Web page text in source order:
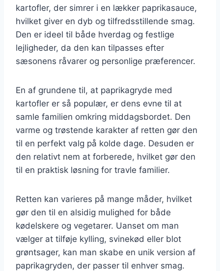
kartofler, der simrer i en lækker paprikasauce,
hvilket giver en dyb og tilfredsstillende smag.
Den er ideel til både hverdag og festlige
lejligheder, da den kan tilpasses efter
sæsonens råvarer og personlige præferencer.
En af grundene til, at paprikagryde med
kartofler er så populær, er dens evne til at
samle familien omkring middagsbordet. Den
varme og trøstende karakter af retten gør den
til en perfekt valg på kolde dage. Desuden er
den relativt nem at forberede, hvilket gør den
til en praktisk løsning for travle familier.
Retten kan varieres på mange måder, hvilket
gør den til en alsidig mulighed for både
kødelskere og vegetarer. Uanset om man
vælger at tilføje kylling, svinekød eller blot
grøntsager, kan man skabe en unik version af
paprikagryden, der passer til enhver smag.